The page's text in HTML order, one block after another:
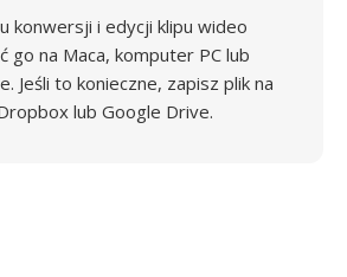
konwersji i edycji klipu wideo
go na Maca, komputer PC lub
Jeśli to konieczne, zapisz plik na
lub Google Drive.